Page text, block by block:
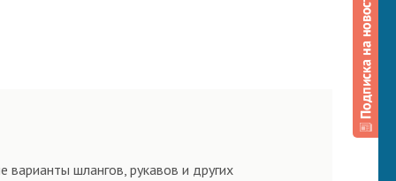
шлангов, рукавов и других